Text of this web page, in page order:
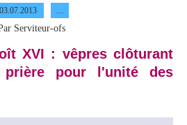
03.07.2013
Serviteur-ofs
XVI : vêpres clôturant
prière pour l'unité des